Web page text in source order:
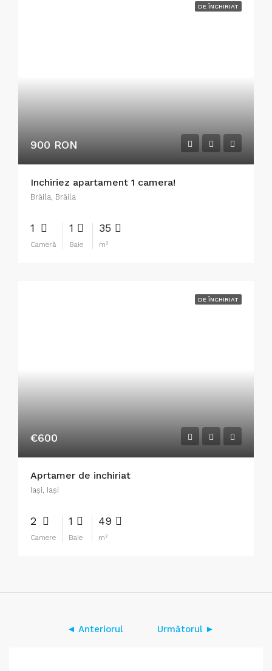
DE ÎNCHIRIAT
900 RON
Inchiriez apartament 1 camera!
Brăila, Brăila
1
Cameră
1
Baie
35
m²
DE ÎNCHIRIAT
€600
Aprtamer de inchiriat
Iaşi, Iași
2
Camere
1
Baie
49
m²
◄ Anteriorul Următorul ►